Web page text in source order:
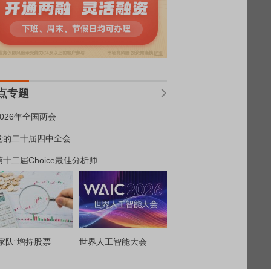
专题
年全国两会
的二十届四中全会
十二届Choice最佳分析师
队”增持股票 世界人工智能大会